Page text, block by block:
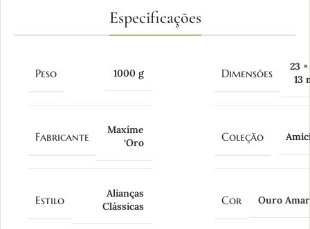
Especificações
Peso 1000 g Dimensões
23
13
Fabricante
Maxíme
‘Oro
Coleção
Estilo
Alianças
Clássicas
Cor Ouro